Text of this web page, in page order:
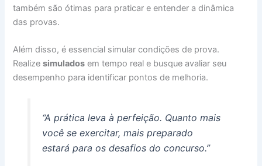
também são ótimas para praticar e entender a dinâmica
das provas.
Além disso, é essencial simular condições de prova.
Realizesimulados em tempo real e busque avaliar seu
desempenho para identificar pontos de melhoria.
“A prática leva à perfeição. Quanto mais
você se exercitar, mais preparado
estará para os desafios do concurso.”